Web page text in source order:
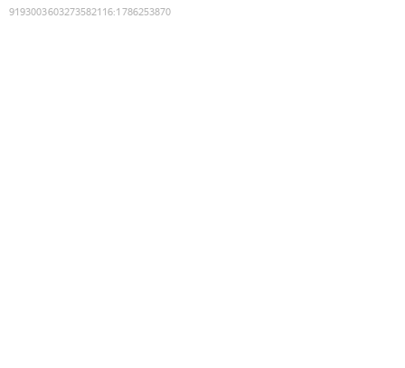
9193003603273582116:1786253870